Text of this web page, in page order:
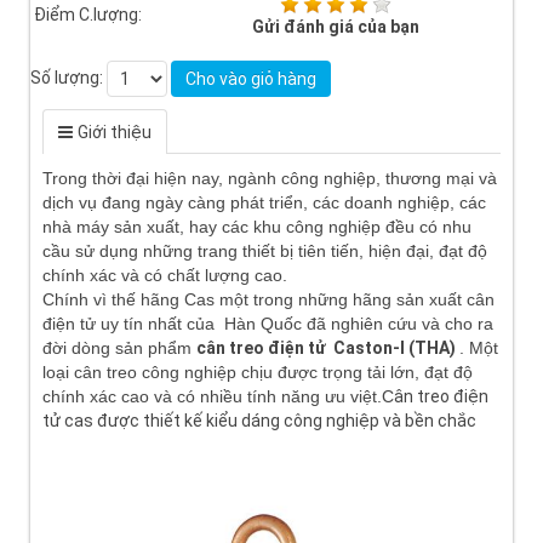
Điểm C.lượng:
Gửi đánh giá của bạn
Số lượng: Cho vào giỏ hàng
Giới thiệu
Trong thời đại hiện nay, ngành công nghiệp, thương mại và
dịch vụ đang ngày càng phát triển, các doanh nghiệp, các
nhà máy sản xuất, hay các khu công nghiệp đều có nhu
cầu sử dụng những trang thiết bị tiên tiến, hiện đại, đạt độ
chính xác và có chất lượng cao.
Chính vì thế hãng Cas một trong những hãng sản xuất cân
điện tử uy tín nhất của Hàn Quốc đã nghiên cứu và cho ra
đời dòng sản phẩm cân treo điện tử Caston-I (THA) . Một
loại cân treo công nghiệp chịu được trọng tải lớn, đạt độ
chính xác cao và có nhiều tính năng ưu việt.Cân treo điện
tử cas được thiết kế kiểu dáng công nghiệp và bền chắc